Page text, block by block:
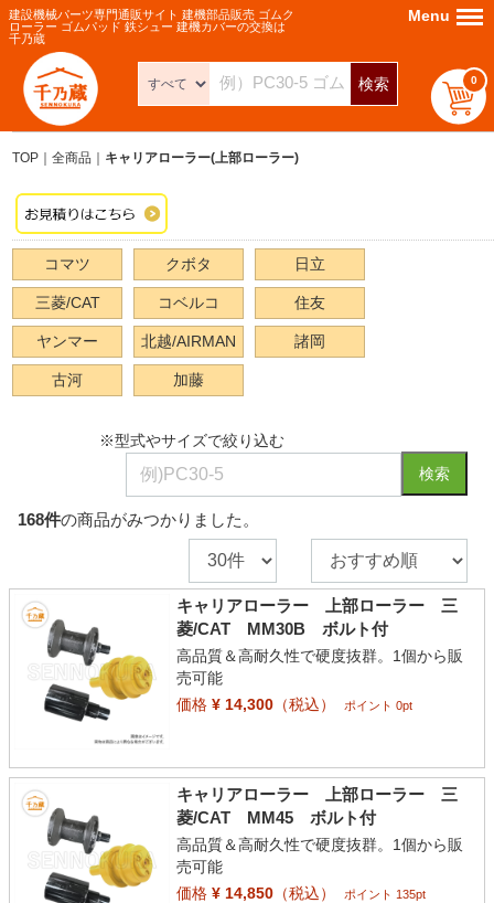
建設機械パーツ専門通販サイト 建機部品販売 ゴムク
ローラー ゴムパッド 鉄シュー 建機カバーの交換は
千乃蔵
検索 0
Menu Menu
TOP 全商品 キャリアローラー(上部ローラー)
コマツ クボタ 日立
三菱/CAT コベルコ 住友
ヤンマー 北越/AIRMAN 諸岡
古河 加藤
※型式やサイズで絞り込む
検索
168件の商品がみつかりました。
キャリアローラー 上部ローラー 三
菱/CAT MM30B ボルト付
高品質＆高耐久性で硬度抜群。1個から販
売可能
価格¥ 14,300（税込） ポイント 0pt
キャリアローラー 上部ローラー 三
菱/CAT MM45 ボルト付
高品質＆高耐久性で硬度抜群。1個から販
売可能
価格¥ 14,850（税込） ポイント 135pt